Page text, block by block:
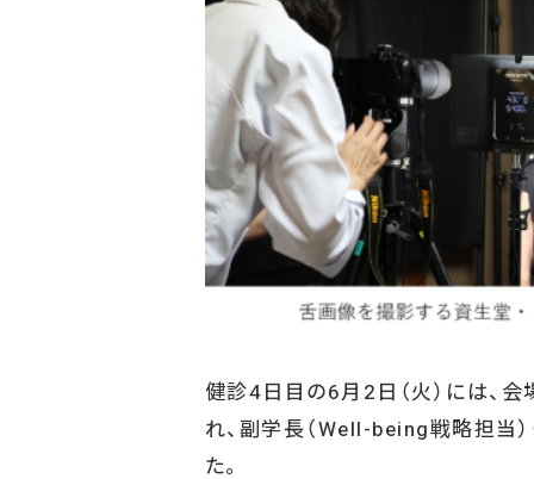
健診4日目の6月2日（火）には、
れ、副学長（Well-being戦略担当
た。